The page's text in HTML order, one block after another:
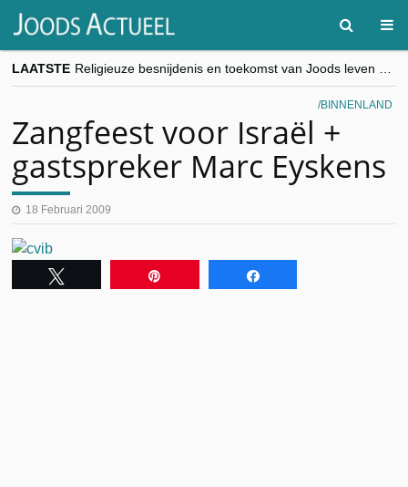
LAATSTE
“Besnijdenisdebat toont hoe moeilijk seculiere Westen minderheden begrijpt”, Jinnih Beels (Vooruit)
CITYTRIP | ROEMENIË – Boekarest: de verrassing van Oost-Europa
BINNENLAND
Zangfeest voor Israël +
gastspreker Marc Eyskens
18 Februari 2009